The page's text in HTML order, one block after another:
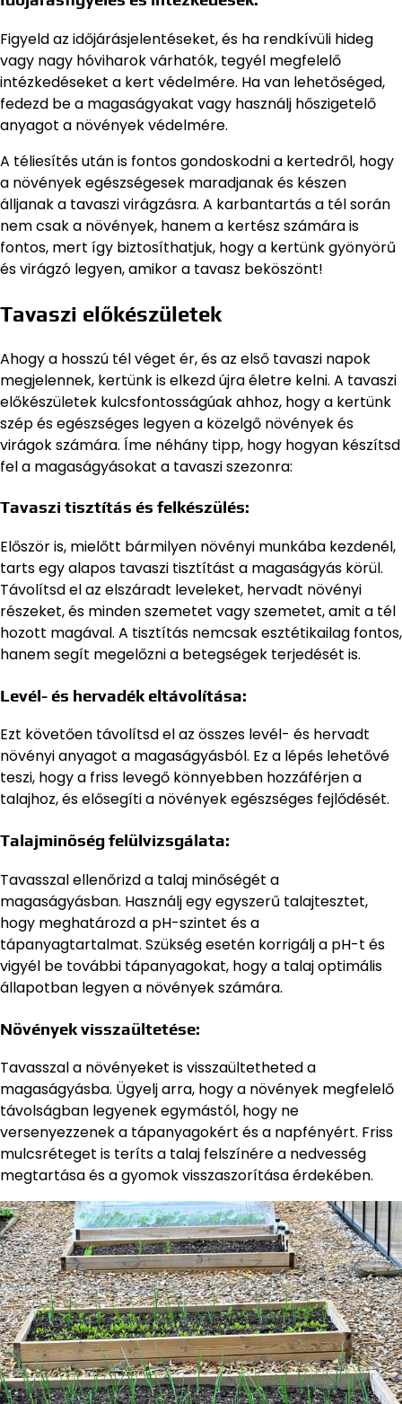
Figyeld az időjárásjelentéseket, és ha rendkívüli hideg
vagy nagy hóviharok várhatók, tegyél megfelelő
intézkedéseket a kert védelmére. Ha van lehetőséged,
fedezd be a magaságyakat vagy használj hőszigetelő
anyagot a növények védelmére.
A téliesítés után is fontos gondoskodni a kertedről, hogy
a növények egészségesek maradjanak és készen
álljanak a tavaszi virágzásra. A karbantartás a tél során
nem csak a növények, hanem a kertész számára is
fontos, mert így biztosíthatjuk, hogy a kertünk gyönyörű
és virágzó legyen, amikor a tavasz beköszönt!
Tavaszi előkészületek
Ahogy a hosszú tél véget ér, és az első tavaszi napok
megjelennek, kertünk is elkezd újra életre kelni. A tavaszi
előkészületek kulcsfontosságúak ahhoz, hogy a kertünk
szép és egészséges legyen a közelgő növények és
virágok számára. Íme néhány tipp, hogy hogyan készítsd
fel a magaságyásokat a tavaszi szezonra:
Tavaszi tisztítás és felkészülés:
Először is, mielőtt bármilyen növényi munkába kezdenél,
tarts egy alapos tavaszi tisztítást a magaságyás körül.
Távolítsd el az elszáradt leveleket, hervadt növényi
részeket, és minden szemetet vagy szemetet, amit a tél
hozott magával. A tisztítás nemcsak esztétikailag fontos,
hanem segít megelőzni a betegségek terjedését is.
Levél- és hervadék eltávolítása:
Ezt követően távolítsd el az összes levél- és hervadt
növényi anyagot a magaságyásból. Ez a lépés lehetővé
teszi, hogy a friss levegő könnyebben hozzáférjen a
talajhoz, és elősegíti a növények egészséges fejlődését.
Talajminőség felülvizsgálata:
Tavasszal ellenőrizd a talaj minőségét a
magaságyásban. Használj egy egyszerű talajtesztet,
hogy meghatározd a pH-szintet és a
tápanyagtartalmat. Szükség esetén korrigálj a pH-t és
vigyél be további tápanyagokat, hogy a talaj optimális
állapotban legyen a növények számára.
Növények visszaültetése:
Tavasszal a növényeket is visszaültetheted a
magaságyásba. Ügyelj arra, hogy a növények megfelelő
távolságban legyenek egymástól, hogy ne
versenyezzenek a tápanyagokért és a napfényért. Friss
mulcsréteget is teríts a talaj felszínére a nedvesség
megtartása és a gyomok visszaszorítása érdekében.